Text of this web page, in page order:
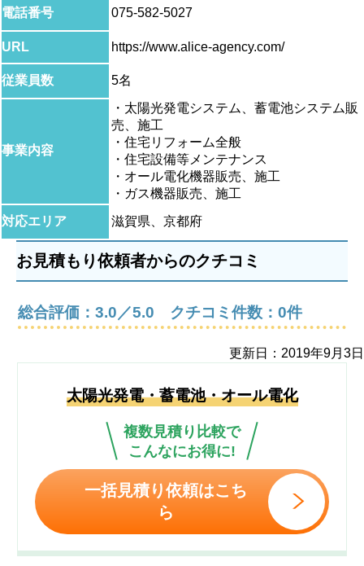
電話番号
075-582-5027
URL https://www.alice-agency.com/
従業員数 5名
事業内容
・太陽光発電システム、蓄電池システム販
売、施工
・住宅リフォーム全般
・住宅設備等メンテナンス
・オール電化機器販売、施工
・ガス機器販売、施工
対応エリア
滋賀県、京都府
お見積もり依頼者からのクチコミ
総合評価：3.0／5.0 クチコミ件数：0件
更新日： 2019年9月3日
太陽光発電・蓄電池・オール電化
複数見積り比較で
こんなにお得に!
一括見積り依頼はこち
ら